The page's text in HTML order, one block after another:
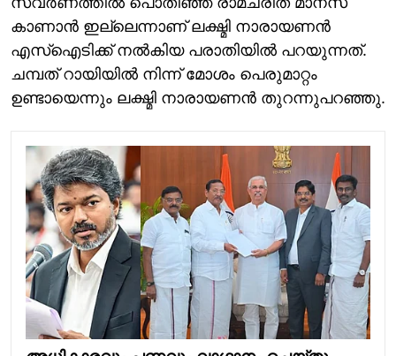
കാണാൻ ഇല്ലെന്നാണ് ലക്ഷ്മി നാരായണൻ
എസ്ഐടിക്ക് നൽകിയ പരാതിയിൽ പറയുന്നത്.
ചമ്പത് റായിയിൽ നിന്ന് മോശം പെരുമാറ്റം
ഉണ്ടായെന്നും ലക്ഷ്മി നാരായണൻ തുറന്നുപറഞ്ഞു.